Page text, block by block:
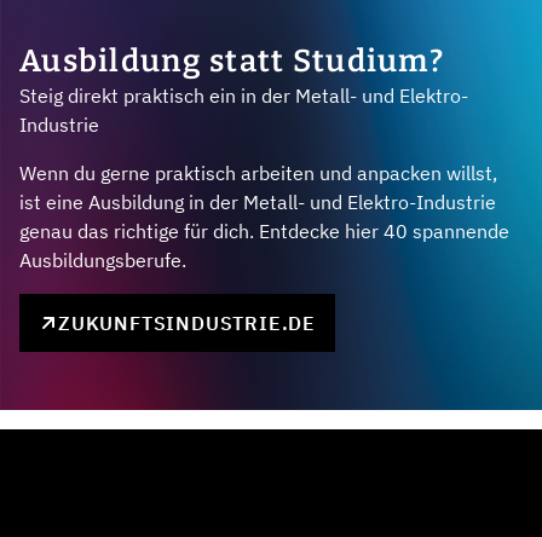
Ausbildung statt Studium?
Steig direkt praktisch ein in der Metall- und Elektro-
Industrie
Wenn du gerne praktisch arbeiten und anpacken willst,
ist eine Ausbildung in der Metall- und Elektro-Industrie
genau das richtige für dich. Entdecke hier 40 spannende
Ausbildungsberufe.
ZUKUNFTSINDUSTRIE.DE